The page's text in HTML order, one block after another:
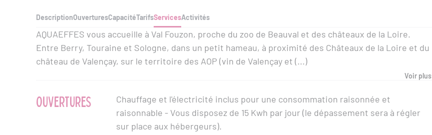
DescriptionOuvertures Activités
CapacitéTarifsServices
AQUAEFFES vous accueille à Val Fouzon, proche du zoo de Beauval et des châteaux de la Loire.
Entre Berry, Touraine et Sologne, dans un petit hameau, à proximité des Châteaux de la Loire et du
château de Valençay, sur le territoire des AOP (vin de Valençay et (...)
Voir plus
OUVERTURES
Chauffage et l'électricité inclus pour une consommation raisonnée et
raisonnable - Vous disposez de 15 Kwh par jour (le dépassement sera à régler
sur place aux hébergeurs).